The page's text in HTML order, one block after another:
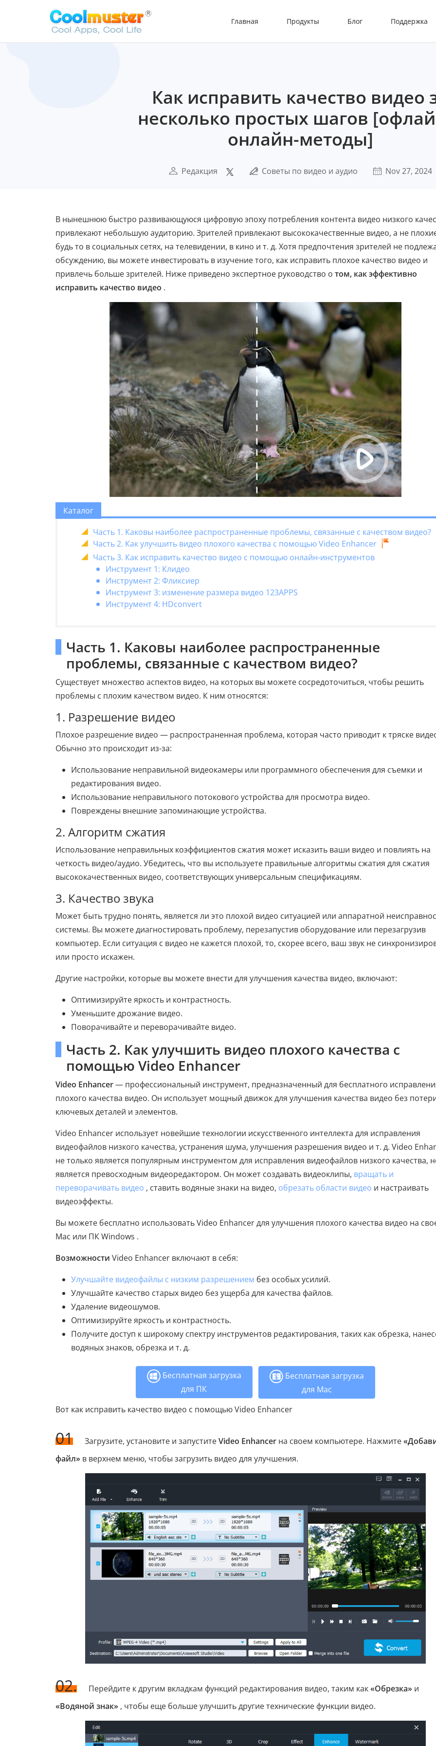
Главная Продукты Блог Поддержка
Как исправить качество видео
несколько простых шагов
онлайн-методы]
Редакция Советы по видео и аудио Nov 27, 2024
В нынешнюю быстро развивающуюся цифровую эпоху потребления контента видео низкого
привлекают небольшую аудиторию. Зрителей привлекают высококачественные видео, а не
будь то в социальных сетях, на телевидении, в кино и т. д. Хотя предпочтения зрителей не
обсуждению, вы можете инвестировать в изучение того, как исправить плохое качество видео и
привлечь больше зрителей. Ниже приведено экспертное руководство о том, как эффективно
исправить качество видео .
Каталог
Часть 1. Каковы наиболее распространенные проблемы, связанные с качеством видео?
Часть 2. Как улучшить видео плохого качества с помощью Video Enhancer
Часть 3. Как исправить качество видео с помощью онлайн-инструментов
Инструмент 1: Клидео
Инструмент 2: Фликсиер
Инструмент 3: изменение размера видео 123APPS
Инструмент 4: HDconvert
Часть 1. Каковы наиболее распространенные
проблемы, связанные с качеством видео?
Существует множество аспектов видео, на которых вы можете сосредоточиться, чтобы решить
проблемы с плохим качеством видео. К ним относятся:
1. Разрешение видео
Плохое разрешение видео — распространенная проблема, которая часто приводит к тряске
Обычно это происходит из-за:
Использование неправильной видеокамеры или программного обеспечения для съемки и
редактирования видео.
Использование неправильного потокового устройства для просмотра видео.
Повреждены внешние запоминающие устройства.
2. Алгоритм сжатия
Использование неправильных коэффициентов сжатия может исказить ваши видео и повлиять на
четкость видео/аудио. Убедитесь, что вы используете правильные алгоритмы сжатия для сжатия
высококачественных видео, соответствующих универсальным спецификациям.
3. Качество звука
Может быть трудно понять, является ли это плохой видео ситуацией или аппаратной
системы. Вы можете диагностировать проблему, перезапустив оборудование или перезагрузив
компьютер. Если ситуация с видео не кажется плохой, то, скорее всего, ваш звук не
или просто искажен.
Другие настройки, которые вы можете внести для улучшения качества видео, включают:
Оптимизируйте яркость и контрастность.
Уменьшите дрожание видео.
Поворачивайте и переворачивайте видео.
Часть 2. Как улучшить видео плохого качества с
помощью Video Enhancer
Video Enhancer— профессиональный инструмент, предназначенный для бесплатного
плохого качества видео. Он использует мощный движок для улучшения качества видео без
ключевых деталей и элементов.
Video Enhancer использует новейшие технологии искусственного интеллекта для исправления
видеофайлов низкого качества, устранения шума, улучшения разрешения видео и т. д. Video
не только является популярным инструментом для исправления видеофайлов низкого качества,
является превосходным видеоредактором. Он может создавать видеоклипы, вращать и
переворачивать видео , ставить водяные знаки на видео, обрезать области видео и настраивать
видеоэффекты.
Вы можете бесплатно использовать Video Enhancer для улучшения плохого качества видео на
Mac или ПК Windows .
Возможности Video Enhancer включают в себя:
Улучшайте видеофайлы с низким разрешением без особых усилий.
Улучшайте качество старых видео без ущерба для качества файлов.
Удаление видеошумов.
Оптимизируйте яркость и контрастность.
Получите доступ к широкому спектру инструментов редактирования, таких как обрезка,
водяных знаков, обрезка и т. д.
Бесплатная загрузка
для ПК
Бесплатная загрузка
для Mac
Вот как исправить качество видео с помощью Video Enhancer
01 Загрузите, установите и запуститеVideo Enhancer на своем компьютере. Нажмите
файл» в верхнем меню, чтобы загрузить видео для улучшения.
02. Перейдите к другим вкладкам функций редактирования видео, таким как«Обрезка» и
«Водяной знак» , чтобы еще больше улучшить другие технические функции видео.